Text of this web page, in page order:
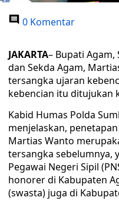
0 Komentar
JAKARTA– Bupati
dan Sekda Agam,
tersangka ujaran
kebencian itu ditujukan
Kabid Humas Polda
menjelaskan,
Martias Wanto
tersangka sebelumnya,
Pegawai Negeri Sipil
honorer di Kabupaten
(swasta) juga di